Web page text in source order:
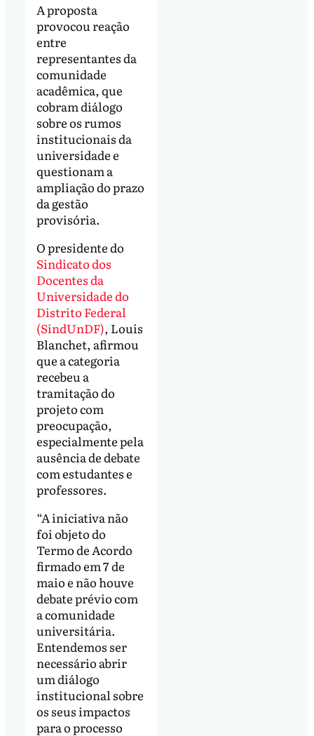
A proposta
provocou reação
entre
representantes da
comunidade
acadêmica, que
cobram diálogo
sobre os rumos
institucionais da
universidade e
questionam a
ampliação do prazo
da gestão
provisória.
O presidente do
Sindicato dos
Docentes da
Universidade do
Distrito Federal
(SindUnDF), Louis
Blanchet, afirmou
que a categoria
recebeu a
tramitação do
projeto com
preocupação,
especialmente pela
ausência de debate
com estudantes e
professores.
“A iniciativa não
foi objeto do
Termo de Acordo
firmado em 7 de
maio e não houve
debate prévio com
a comunidade
universitária.
Entendemos ser
necessário abrir
um diálogo
institucional sobre
os seus impactos
para o processo